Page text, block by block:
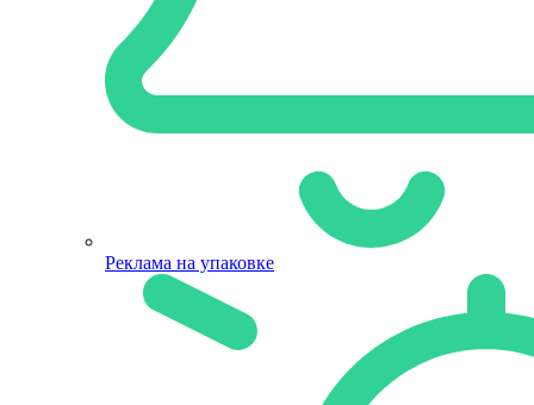
Реклама на упаковке